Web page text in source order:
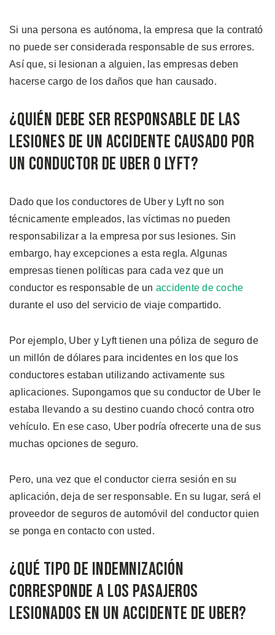
Si una persona es autónoma, la empresa que la contrató
no puede ser considerada responsable de sus errores.
Así que, si lesionan a alguien, las empresas deben
hacerse cargo de los daños que han causado.
¿Quién Debe Ser Responsable De Las
Lesiones De Un Accidente Causado Por
Un Conductor De Uber O Lyft?
Dado que los conductores de Uber y Lyft no son
técnicamente empleados, las víctimas no pueden
responsabilizar a la empresa por sus lesiones. Sin
embargo, hay excepciones a esta regla. Algunas
empresas tienen políticas para cada vez que un
conductor es responsable de un accidente de coche
durante el uso del servicio de viaje compartido.
Por ejemplo, Uber y Lyft tienen una póliza de seguro de
un millón de dólares para incidentes en los que los
conductores estaban utilizando activamente sus
aplicaciones. Supongamos que su conductor de Uber le
estaba llevando a su destino cuando chocó contra otro
vehículo. En ese caso, Uber podría ofrecerte una de sus
muchas opciones de seguro.
Pero, una vez que el conductor cierra sesión en su
aplicación, deja de ser responsable. En su lugar, será el
proveedor de seguros de automóvil del conductor quien
se ponga en contacto con usted.
¿Qué Tipo de Indemnización
Corresponde a los Pasajeros
Lesionados en un Accidente de Uber?